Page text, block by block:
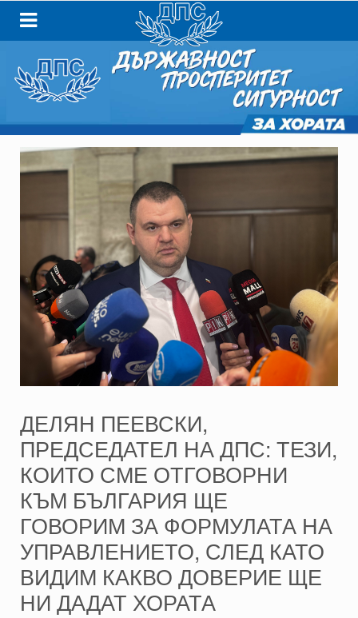
ДЕЛЯН ПЕЕВСКИ,
ПРЕДСЕДАТЕЛ НА ДПС: ТЕЗИ,
КОИТО СМЕ ОТГОВОРНИ
КЪМ БЪЛГАРИЯ ЩЕ
ГОВОРИМ ЗА ФОРМУЛАТА НА
УПРАВЛЕНИЕТО, СЛЕД КАТО
ВИДИМ КАКВО ДОВЕРИЕ ЩЕ
НИ ДАДАТ ХОРАТА